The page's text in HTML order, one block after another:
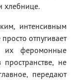
хлебнице.
интенсивным
отпугивает
их феромонные
не
передают